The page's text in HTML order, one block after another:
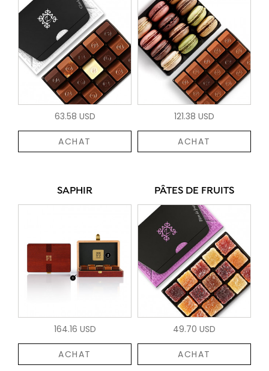
63.58 USD
ACHAT
121.38 USD
ACHAT
SAPHIR
164.16 USD
ACHAT
PÂTES DE FRUITS
49.70 USD
ACHAT